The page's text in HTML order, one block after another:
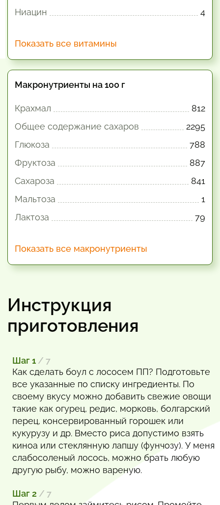
Ниацин 4
Показать все витамины
Макронутриенты на 100 г
Крахмал
812
Общее содержание сахаров
2295
Глюкоза
788
Фруктоза
887
Сахароза
841
Мальтоза
1
Лактоза
79
Показать все макронутриенты
Инструкция
приготовления
Шаг 1 / 7
Как сделать боул с лососем ПП? Подготовьте
все указанные по списку ингредиенты. По
своему вкусу можно добавить свежие овощи
такие как огурец, редис, морковь, болгарский
перец, консервированный горошек или
кукурузу и др. Вместо риса допустимо взять
киноа или стеклянную лапшу (фунчозу). У меня
слабосоленый лосось, можно брать любую
другую рыбу, можно вареную.
Шаг 2 / 7